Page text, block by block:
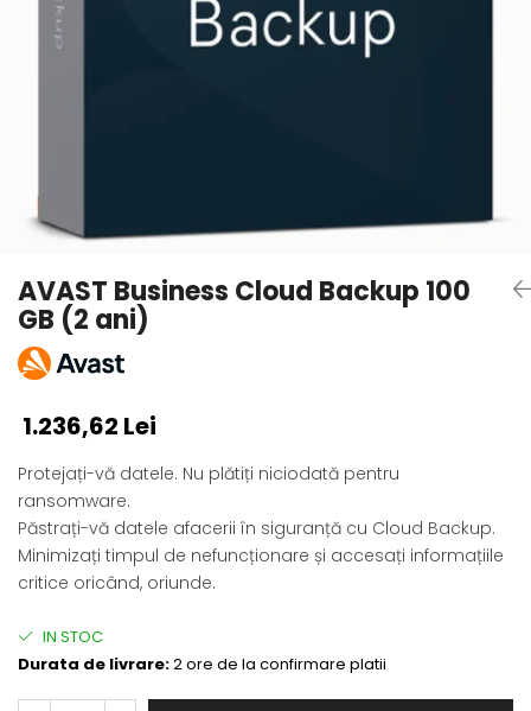
AVAST Driver Updater
AVAST SecureLine VPN
AVAST Business Cloud Backup 100
GB (2 ani)
1.236,62 Lei
Protejați-vă datele. Nu plătiți niciodată pentru
ransomware.
Păstrați-vă datele afacerii în siguranță cu Cloud Backup.
Minimizați timpul de nefuncționare și accesați informațiile
critice oricând, oriunde.
IN STOC
Durata de livrare:2 ore de la confirmare platii